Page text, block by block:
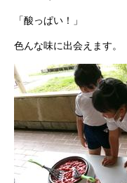
「酸っぱい！」
色んな味に出会えます。